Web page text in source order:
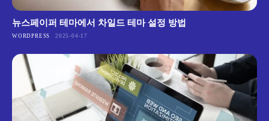
뉴스페이퍼 테마에서 차일드 테마 설정 방법
WORDPRESS 2025-04-17